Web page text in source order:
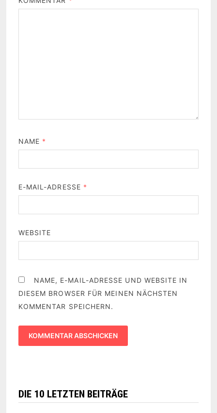
NAME *
E-MAIL-ADRESSE *
WEBSITE
NAME, E-MAIL-ADRESSE UND WEBSITE IN
DIESEM BROWSER FÜR MEINEN NÄCHSTEN
KOMMENTAR SPEICHERN.
DIE 10 LETZTEN BEITRÄGE